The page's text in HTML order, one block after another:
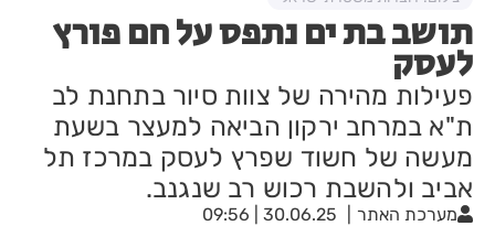
תושב בת ים נתפס על חם פורץ
לעסק
פעילות מהירה של צוות סיור בתחנת לב
ת"א במרחב ירקון הביאה למעצר בשעת
מעשה של חשוד שפרץ לעסק במרכז תל
אביב ולהשבת רכוש רב שנגנב.
מערכת האתר 30.06.25 | 09:56